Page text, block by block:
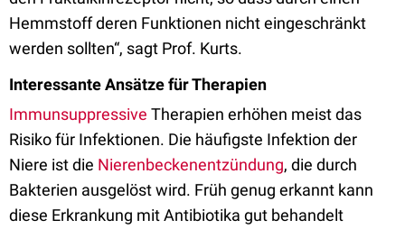
Hemmstoff deren Funktionen nicht eingeschränkt
werden sollten“, sagt Prof. Kurts.
Interessante Ansätze für Therapien
Immunsuppressive Therapien erhöhen meist das
Risiko für Infektionen. Die häufigste Infektion der
Niere ist die Nierenbeckenentzündung, die durch
Bakterien ausgelöst wird. Früh genug erkannt kann
diese Erkrankung mit Antibiotika gut behandelt